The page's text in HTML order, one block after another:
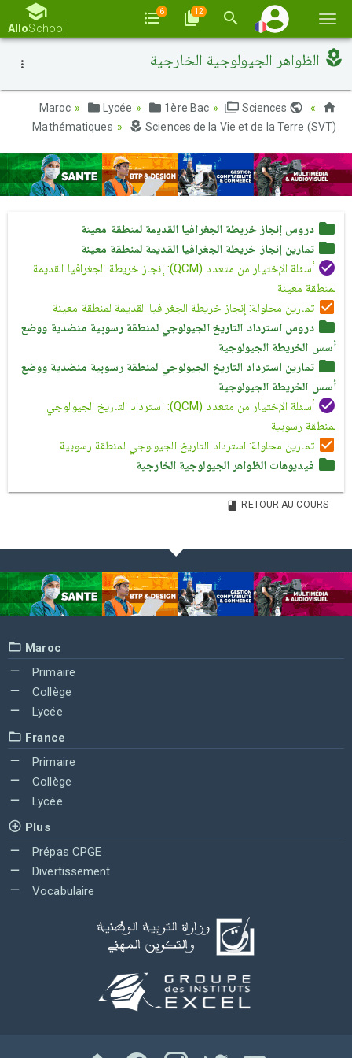
la
AlloSchool
6 12
الظواهر الجيولوجية الخارجية
Lycée 1ère Bac
Sciences
Mathématiques
Sciences de la Vie et de la Terre (SVT)
دروس إنجاز خريطة الجغرافيا القديمة لمنطقة معينة
تمارين إنجاز خريطة الجغرافيا القديمة لمنطقة معينة
أسئلة الإختيار من متعدد (QCM): إنجاز خريطة الجغرافيا القديمة
لمنطقة معينة
تمارين محلولة: إنجاز خريطة الجغرافيا القديمة لمنطقة معينة
دروس استرداد التاريخ الجيولوجي لمنطقة رسوبية منضدية ووضع
أسس الخريطة الجيولوجية
تمارين استرداد التاريخ الجيولوجي لمنطقة رسوبية منضدية ووضع
أسس الخريطة الجيولوجية
أسئلة الإختيار من متعدد (QCM): استرداد التاريخ الجيولوجي
لمنطقة رسوبية
تمارين محلولة: استرداد التاريخ الجيولوجي لمنطقة رسوبية
فيديوهات الظواهر الجيولوجية الخارجية
RETOUR AU COURS
Maroc
Primaire
Collège
Lycée
France
Primaire
Collège
Lycée
Plus
Prépas CPGE
Divertissement
Vocabulaire